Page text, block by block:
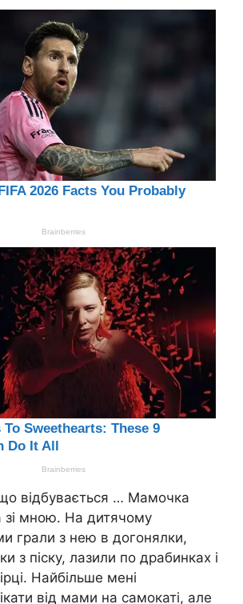
відбувається … Мамочка
зі мною. На дитячому
грали з нею в догонялки,
з піску, лазили по драбинках і
Найбільше мені
від мами на самокаті, але